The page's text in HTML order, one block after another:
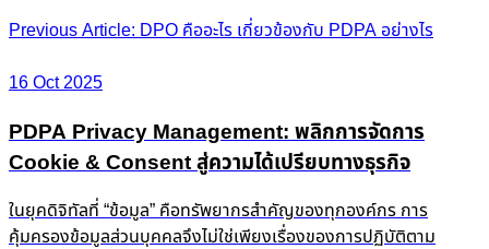
Post
navigation
Previous Article: DPO คืออะไร เกี่ยวข้องกับ PDPA อย่างไร
16 Oct 2025
PDPA Privacy Management: พลิกการจัดการ
Cookie & Consent สู่ความได้เปรียบทางธุรกิจ
ในยุคดิจิทัลที่ “ข้อมูล” คือทรัพยากรสำคัญของทุกองค์กร การ
คุ้มครองข้อมูลส่วนบุคคลจึงไม่ใช่เพียงเรื่องของการปฏิบัติตาม